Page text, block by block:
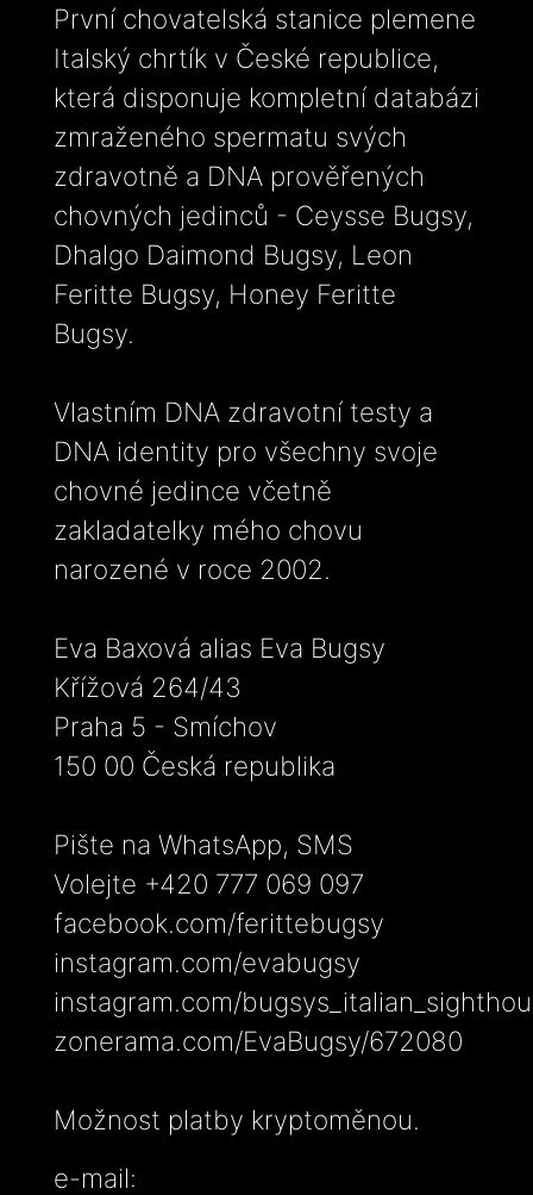
První chovatelská stanice plemene
Italský chrtík v České republice,
která disponuje kompletní databázi
zmraženého spermatu svých
zdravotně a DNA prověřených
chovných jedinců - Ceysse Bugsy,
Dhalgo Daimond Bugsy, Leon
Feritte Bugsy, Honey Feritte
Bugsy.
Vlastním DNA zdravotní testy a
DNA identity pro všechny svoje
chovné jedince včetně
zakladatelky mého chovu
narozené v roce 2002.
Eva Baxová alias Eva Bugsy
Křížová 264/43
Praha 5 - Smíchov
150 00 Česká republika
Pište na WhatsApp, SMS
Volejte +420 777 069 097
facebook.com/ferittebugsy
instagram.com/evabugsy
instagram.com/
zonerama.com/EvaBugsy/672080
Možnost platby kryptoměnou.
e-mail: